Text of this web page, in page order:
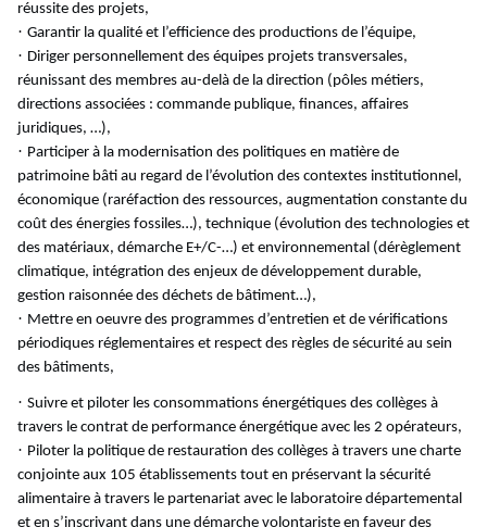
réussite des projets,
· Garantir la qualité et l’efficience des productions de l’équipe,
· Diriger personnellement des équipes projets transversales,
réunissant des membres au-delà de la direction (pôles métiers,
directions associées : commande publique, finances, affaires
juridiques, …),
· Participer à la modernisation des politiques en matière de
patrimoine bâti au regard de l’évolution des contextes institutionnel,
économique (raréfaction des ressources, augmentation constante du
coût des énergies fossiles…), technique (évolution des technologies et
des matériaux, démarche E+/C-…) et environnemental (dérèglement
climatique, intégration des enjeux de développement durable,
gestion raisonnée des déchets de bâtiment…),
· Mettre en oeuvre des programmes d’entretien et de vérifications
périodiques réglementaires et respect des règles de sécurité au sein
des bâtiments,
· Suivre et piloter les consommations énergétiques des collèges à
travers le contrat de performance énergétique avec les 2 opérateurs,
· Piloter la politique de restauration des collèges à travers une charte
conjointe aux 105 établissements tout en préservant la sécurité
alimentaire à travers le partenariat avec le laboratoire départemental
et en s’inscrivant dans une démarche volontariste en faveur des